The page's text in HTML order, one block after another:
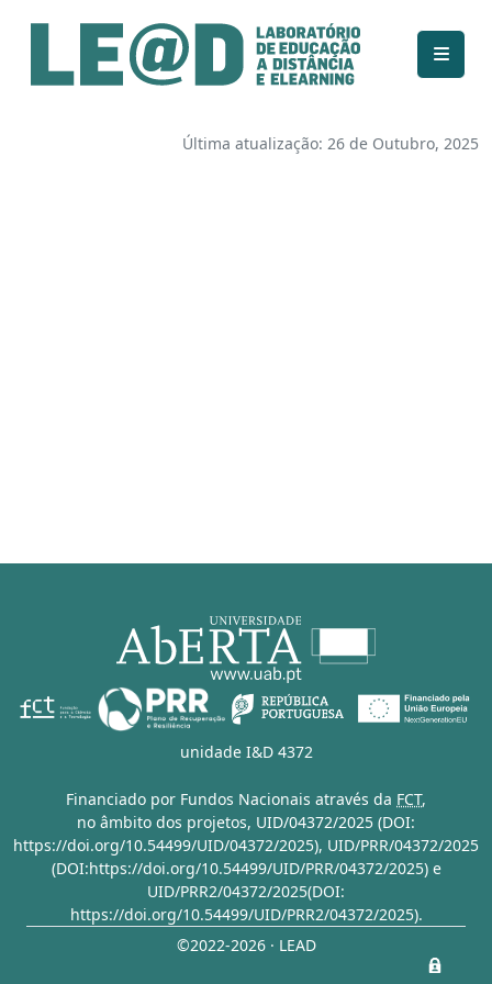
Ir para o conteúdo principal
Informações de acessibilidade
Mapa do site
Última atualização: 26 de Outubro, 2025
unidade I&D 4372
Financiado por Fundos Nacionais através da FCT,
no âmbito dos projetos, UID/04372/2025 (DOI:
https://doi.org/10.54499/UID/04372/2025), UID/PRR/04372/2025
(DOI:https://doi.org/10.54499/UID/PRR/04372/2025)e
UID/PRR2/04372/2025(DOI:
https://doi.org/10.54499/UID/PRR2/04372/2025).
©2022-2026 · LEAD